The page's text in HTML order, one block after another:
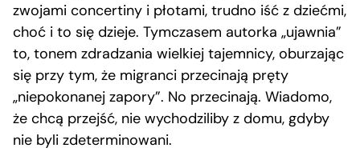
zwojami concertiny i płotami, trudno iść z dziećmi,
choć i to się dzieje. Tymczasem autorka „ujawnia”
to, tonem zdradzania wielkiej tajemnicy, oburzając
się przy tym, że migranci przecinają pręty
„niepokonanej zapory”. No przecinają. Wiadomo,
że chcą przejść, nie wychodziliby z domu, gdyby
nie byli zdeterminowani.